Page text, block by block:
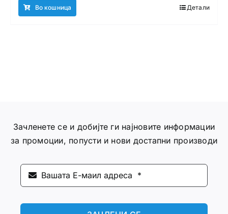
850,00 ден.
Во кошница Детали
Зачленете се и добијте ги најновите информации
за промоции, попусти и нови достапни производи